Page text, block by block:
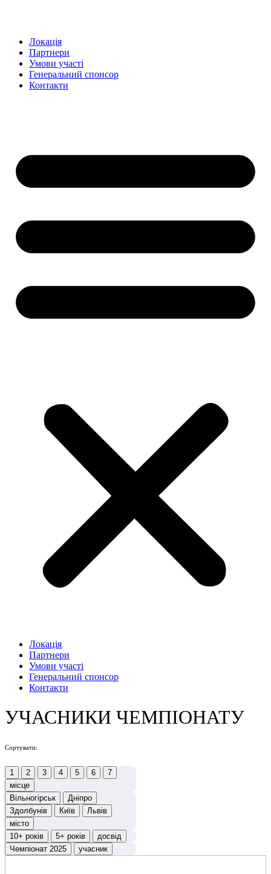
Локація
Партнери
Умови участі
Генеральний спонсор
Контакти
Локація
Партнери
Умови участі
Генеральний спонсор
Контакти
УЧАСНИКИ ЧЕМПІОНАТУ
Сортувати:
1 2 3 4 5 6
7
місце
Вільногірськ
Дніпро
Здолбунів
Київ
Львів
місто
10+ років
5+ років
досвід
Чемпіонат 2025
учасник